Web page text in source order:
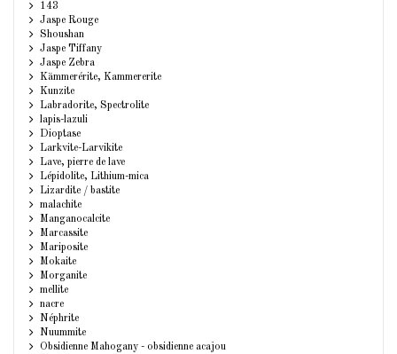
143
Jaspe Rouge
Shoushan
Jaspe Tiffany
Jaspe Zebra
Kämmerérite, Kammererite
Kunzite
Labradorite, Spectrolite
lapis-lazuli
Dioptase
Larkvite-Larvikite
Lave, pierre de lave
Lépidolite, Lithium-mica
Lizardite / bastite
malachite
Manganocalcite
Marcassite
Mariposite
Mokaite
Morganite
mellite
nacre
Néphrite
Nuummite
Obsidienne Mahogany - obsidienne acajou